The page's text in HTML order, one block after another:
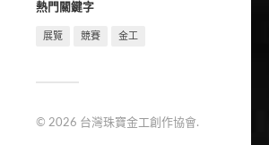
熱門關鍵字
展覽 競賽 金工
© 2026 台灣珠寶金工創作協會.